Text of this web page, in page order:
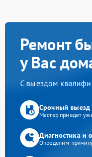
Ремонт
у Вас
С выездом
Срочный выезд
Мастер приедет
Диагностика и
Определим